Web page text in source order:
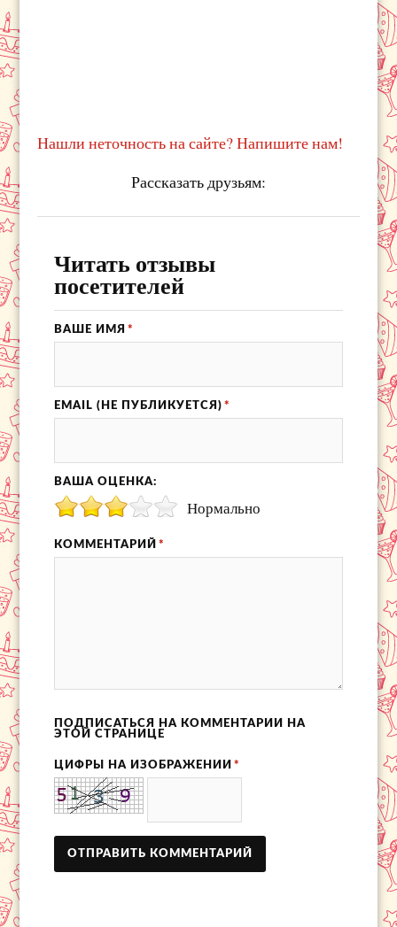
Нашли неточность на сайте? Напишите нам!
Рассказать друзьям:
Читать отзывы
посетителей
ВАШЕ ИМЯ *
EMAIL (НЕ ПУБЛИКУЕТСЯ) *
ВАША ОЦЕНКА:
Нормально
КОММЕНТАРИЙ *
ПОДПИСАТЬСЯ НА КОММЕНТАРИИ НА
ЭТОЙ СТРАНИЦЕ
ЦИФРЫ НА ИЗОБРАЖЕНИИ *